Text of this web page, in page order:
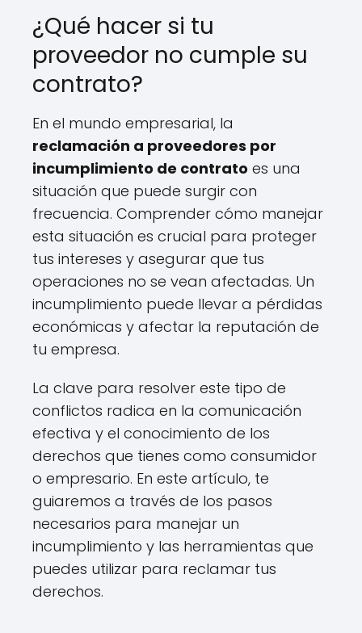
¿Qué hacer si tu
proveedor no cumple su
contrato?
En el mundo empresarial, la
reclamación a proveedores por
incumplimiento de contrato es una
situación que puede surgir con
frecuencia. Comprender cómo manejar
esta situación es crucial para proteger
tus intereses y asegurar que tus
operaciones no se vean afectadas. Un
incumplimiento puede llevar a pérdidas
económicas y afectar la reputación de
tu empresa.
La clave para resolver este tipo de
conflictos radica en la comunicación
efectiva y el conocimiento de los
derechos que tienes como consumidor
o empresario. En este artículo, te
guiaremos a través de los pasos
necesarios para manejar un
incumplimiento y las herramientas que
puedes utilizar para reclamar tus
derechos.